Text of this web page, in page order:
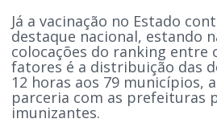
Já a vacinação no Estado
destaque nacional, estando
colocações do ranking entre
fatores é a distribuição das
12 horas aos 79 municípios,
parceria com as prefeituras
imunizantes.